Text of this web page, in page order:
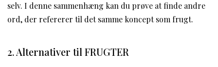
selv. I denne sammenhæng kan du prøve at finde andre
ord, der refererer til det samme koncept som frugt.
2. Alternativer til FRUGTER